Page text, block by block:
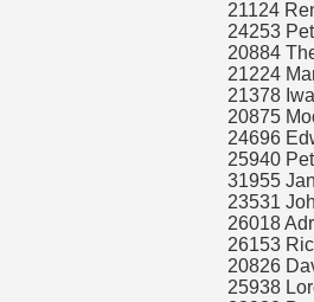
21124
24253
20884
21224
21378
20875
24696
25940
31955
23531
26018
26153
20826
25938